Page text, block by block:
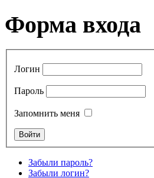
Форма входа
Логин
Пароль
Запомнить меня
Забыли пароль?
Забыли логин?